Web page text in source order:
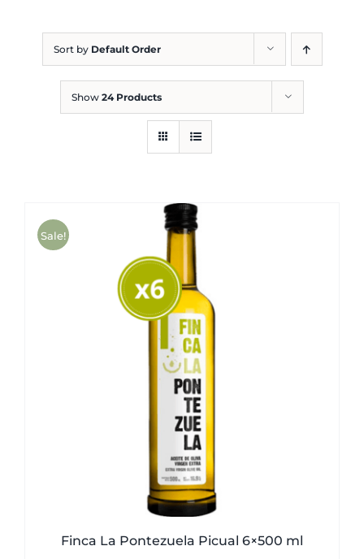
Sort by Default Order
Show 24 Products
Sale!
Finca La Pontezuela Picual 6×500 ml